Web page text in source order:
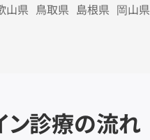
山県 鳥取県 島根県 岡山県
ン診療の流れ